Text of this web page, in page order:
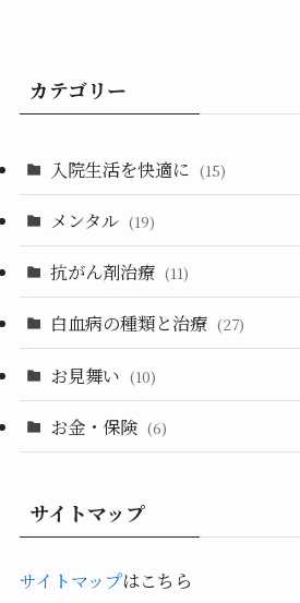
カテゴリー
入院生活を快適に (15)
メンタル (19)
抗がん剤治療 (11)
白血病の種類と治療 (27)
お見舞い (10)
お金・保険 (6)
サイトマップ
サイトマップはこちら